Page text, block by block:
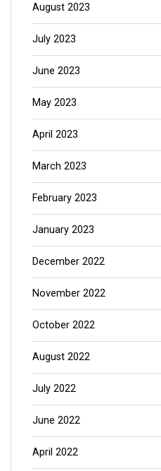
August 2023
July 2023
June 2023
May 2023
April 2023
March 2023
February 2023
January 2023
December 2022
November 2022
October 2022
August 2022
July 2022
June 2022
April 2022